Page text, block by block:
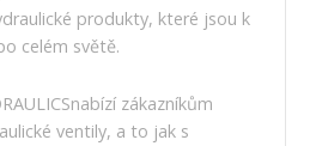
produkty, které jsou k
celém světě.
zákazníkům
ventily, a to jak s